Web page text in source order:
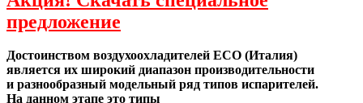
предложение
Достоинством воздухоохладителей ЕСО (Италия)
является их широкий диапазон производительности
и разнообразный модельный ряд типов испарителей.
На данном этапе это типы